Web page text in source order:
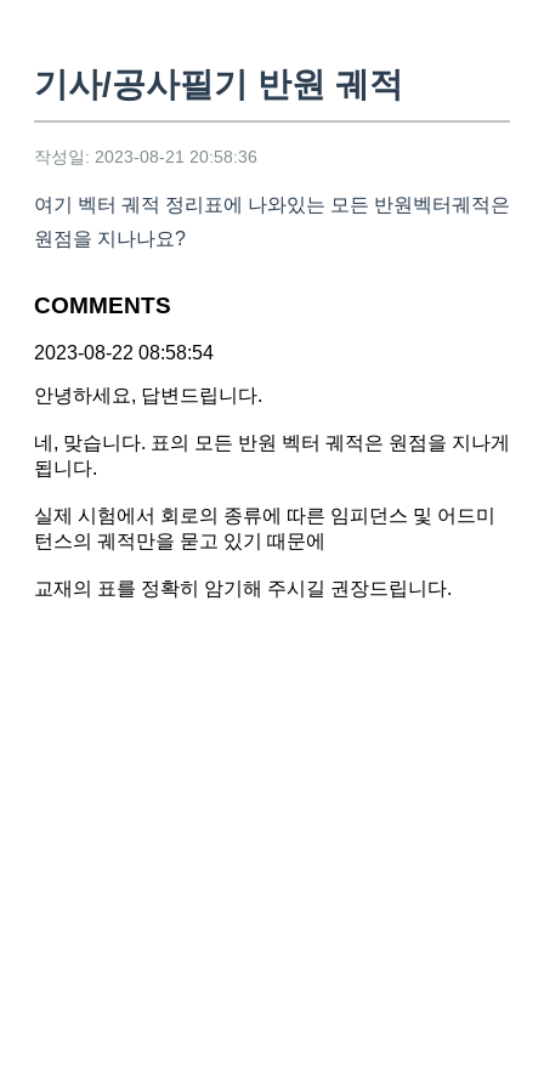
기사/공사필기 반원 궤적
작성일: 2023-08-21 20:58:36
여기 벡터 궤적 정리표에 나와있는 모든 반원벡터궤적은
원점을 지나나요?
COMMENTS
2023-08-22 08:58:54
안녕하세요, 답변드립니다.
네, 맞습니다. 표의 모든 반원 벡터 궤적은 원점을 지나게
됩니다.
실제 시험에서 회로의 종류에 따른 임피던스 및 어드미
턴스의 궤적만을 묻고 있기 때문에
교재의 표를 정확히 암기해 주시길 권장드립니다.